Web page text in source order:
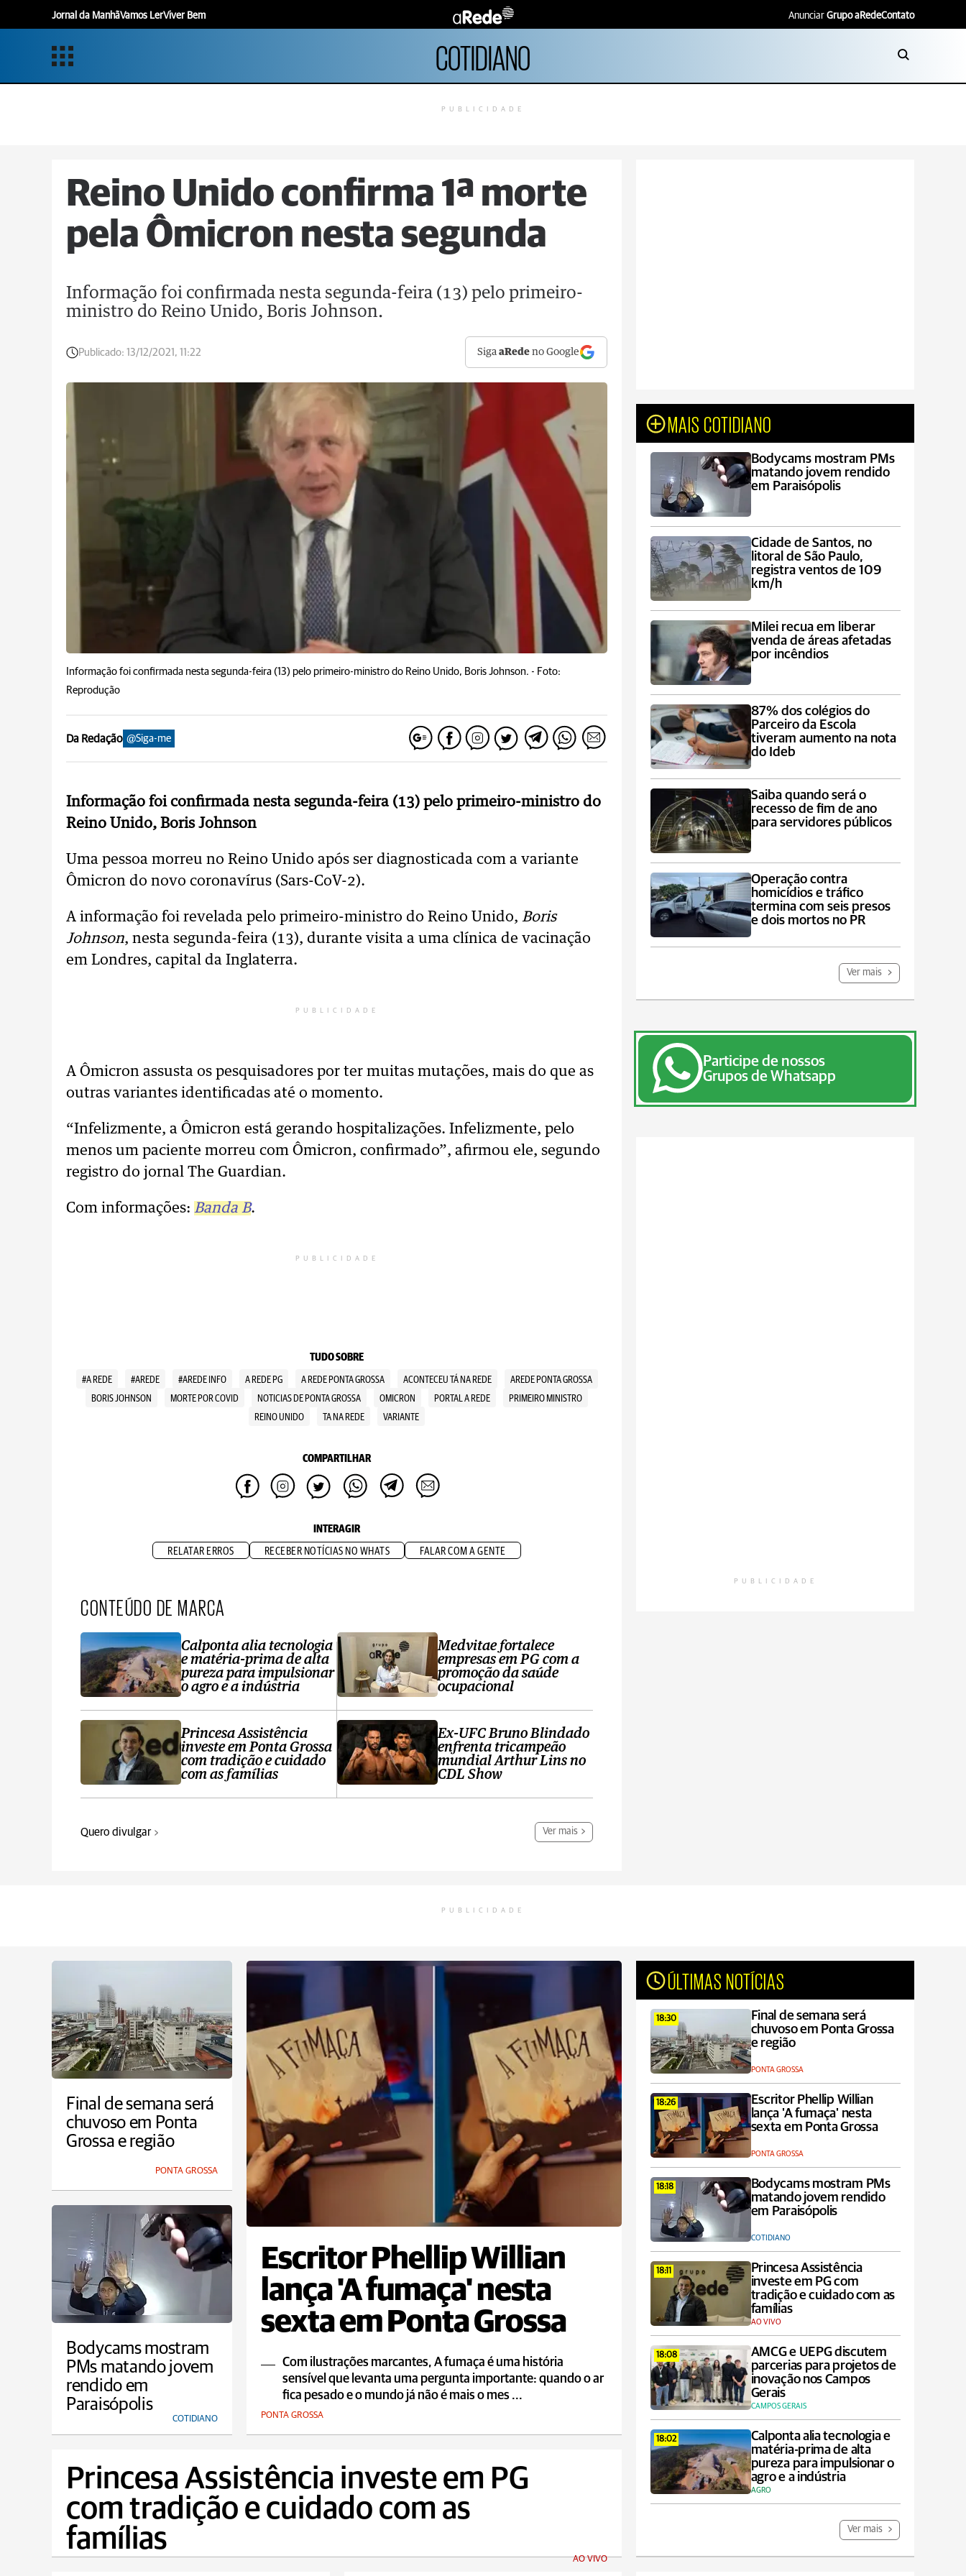
Jornal da ManhãVamos LerViver Bem Anunciar Grupo aRedeContato
COTIDIANO
PUBLICIDADE
Reino Unido confirma 1ª morte
pela Ômicron nesta segunda
Informação foi confirmada nesta segunda-feira (13) pelo primeiro-
ministro do Reino Unido, Boris Johnson.
Publicado: 13/12/2021, 11:22 SigaaRede no Google
Informação foi confirmada nesta segunda-feira (13) pelo primeiro-ministro do Reino Unido, Boris Johnson. - Foto:
Reprodução
Da Redação @Siga-me
Informação foi confirmada nesta segunda-feira (13) pelo primeiro-ministro do
Reino Unido, Boris Johnson
Uma pessoa morreu no Reino Unido após ser diagnosticada com a variante
Ômicron do novo coronavírus (Sars-CoV-2).
A informação foi revelada pelo primeiro-ministro do Reino Unido, Boris
Johnson, nesta segunda-feira (13), durante visita a uma clínica de vacinação
em Londres, capital da Inglaterra.
PUBLICIDADE
A Ômicron assusta os pesquisadores por ter muitas mutações, mais do que as
outras variantes identificadas até o momento.
“Infelizmente, a Ômicron está gerando hospitalizações. Infelizmente, pelo
menos um paciente morreu com Ômicron, confirmado”, afirmou ele, segundo
registro do jornal The Guardian.
Com informações: Banda B.
PUBLICIDADE
TUDO SOBRE
#A REDE #AREDE #AREDE INFO A REDE PG A REDE PONTA GROSSA ACONTECEU TÁ NA REDE
AREDE PONTA GROSSA
BORIS JOHNSON
MORTE POR COVID NOTICIAS DE PONTA GROSSA OMICRON PORTAL A REDE
PRIMEIRO MINISTRO
REINO UNIDO
TA NA REDE VARIANTE
COMPARTILHAR
INTERAGIR
RELATAR ERROS RECEBER NOTÍCIAS NO WHATS FALAR COM A GENTE
CONTEÚDO DE MARCA
Calponta alia tecnologia
e matéria-prima de alta
pureza para impulsionar
o agro e a indústria
Princesa Assistência
investe em Ponta Grossa
com tradição e cuidado
com as famílias
Medvitae fortalece
empresas em PG com a
promoção da saúde
ocupacional
Ex-UFC Bruno Blindado
enfrenta tricampeão
mundial Arthur Lins no
CDL Show
Quero divulgar Ver mais
MAIS COTIDIANO
Bodycams mostram PMs
matando jovem rendido
em Paraisópolis
Cidade de Santos, no
litoral de São Paulo,
registra ventos de 109
km/h
Milei recua em liberar
venda de áreas afetadas
por incêndios
87% dos colégios do
Parceiro da Escola
tiveram aumento na nota
do Ideb
Saiba quando será o
recesso de fim de ano
para servidores públicos
Operação contra
homicídios e tráfico
termina com seis presos
e dois mortos no PR
Ver mais
Participe de nossos
Grupos de Whatsapp
PUBLICIDADE
PUBLICIDADE
Final de semana será
chuvoso em Ponta
Grossa e região
PONTA GROSSA
Escritor Phellip Willian
lança 'A fumaça' nesta
sexta em Ponta Grossa
Com ilustrações marcantes, A fumaça é uma história
sensível que levanta uma pergunta importante: quando o ar
fica pesado e o mundo já não é mais o mes ...
PONTA GROSSA
ÚLTIMAS NOTÍCIAS
18:30
Final de semana será
chuvoso em Ponta Grossa
e região
PONTA GROSSA
18:26
Escritor Phellip Willian
lança 'A fumaça' nesta
sexta em Ponta Grossa
PONTA GROSSA
18:18
Bodycams mostram PMs
matando jovem rendido
em Paraisópolis
COTIDIANO
18:11
Princesa Assistência
investe em PG com
tradição e cuidado com as
famílias
AO VIVO
18:08
AMCG e UEPG discutem
parcerias para projetos de
inovação nos Campos
Gerais
CAMPOS GERAIS
18:02
Calponta alia tecnologia e
matéria-prima de alta
pureza para impulsionar o
agro e a indústria
AGRO
Ver mais
Bodycams mostram
PMs matando jovem
rendido em
Paraisópolis
COTIDIANO
Princesa Assistência investe em PG
com tradição e cuidado com as
famílias
AO VIVO